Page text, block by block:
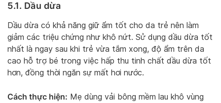
5.1. Dầu dừa
Dầu dừa có khả năng giữ ẩm tốt cho da trẻ nên làm
giảm các triệu chứng như khô nứt. Sử dụng dầu dừa tốt
nhất là ngay sau khi trẻ vừa tắm xong, độ ẩm trên da
cao hỗ trợ bé trong việc hấp thu tinh chất dầu dừa tốt
hơn, đồng thời ngăn sự mất hơi nước.
Cách thực hiện: Mẹ dùng vải bông mềm lau khô vùng